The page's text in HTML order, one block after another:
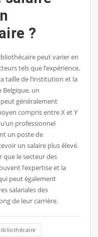
?
peut varier en
tels que l’expérience,
taille de l’institution et la
Belgique, un
généralement
compris entre X et Y
professionnel
un poste de
un salaire plus élevé.
le secteur des
l’expertise et la
peut également
salariales des
de leur carrière.